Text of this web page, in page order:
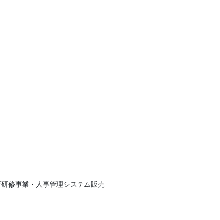
修事業・人事管理システム販売